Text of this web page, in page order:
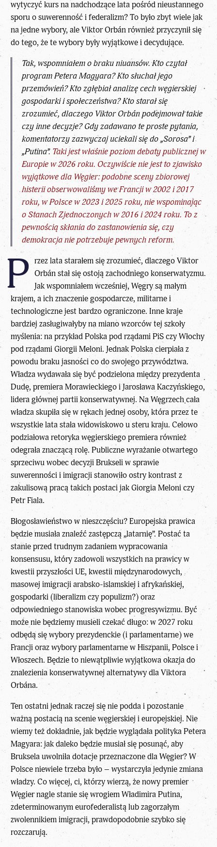
wytyczyć kurs na nadchodzące lata pośród nieustannego
sporu o suwerenność i federalizm? To było zbyt wiele jak
na jedne wybory, ale Viktor Orbán również przyczynił się
do tego, że te wybory były wyjątkowe i decydujące.
Tak, wspomniałem o braku niuansów. Kto czytał
program Petera Magyara? Kto słuchał jego
przemówień? Kto zgłębiał analizę cech węgierskiej
gospodarki i społeczeństwa? Kto starał się
zrozumieć, dlaczego Viktor Orbánpodejmował takie
czy inne decyzje? Gdy zadawano te proste pytania,
komentatorzy zazwyczaj uciekali się do „Sorosa” i
„Putina”. Taki jest właśnie poziom debaty publicznej w
Europie w 2026 roku. Oczywiście nie jest to zjawisko
wyjątkowe dla Węgier: podobne sceny zbiorowej
histerii obserwowaliśmy we Francji w 2002 i 2017
roku, w Polsce w 2023 i 2025 roku, nie wspominając
o Stanach Zjednoczonych w 2016 i 2024 roku. To z
pewnością skłania do zastanowienia się, czy
demokracja nie potrzebuje pewnych reform.
P rzez lata starałem się zrozumieć, dlaczegoViktor
Orbánstał się ostoją zachodniego konserwatyzmu.
Jak wspomniałem wcześniej, Węgry są małym
krajem, a ich znaczenie gospodarcze, militarne i
technologiczne jest bardzo ograniczone. Inne kraje
bardziej zasługiwałyby na miano wzorców tej szkoły
myślenia: na przykład Polska pod rządami PiS czy Włochy
pod rządami Giorgii Meloni. Jednak Polska cierpiała z
powodu braku jasności co do swojego przywództwa.
Władza wydawała się być podzielona między prezydenta
Dudę, premiera Morawieckiego i Jarosława Kaczyńskiego,
lidera głównej partii konserwatywnej. Na Węgrzech cała
władza skupiła się w rękach jednej osoby, która przez te
wszystkie lata stała widowiskowo u steru kraju. Celowo
podziałowa retoryka węgierskiego premiera również
odegrała znaczącą rolę. Publiczne wyrażanie otwartego
sprzeciwu wobec decyzji Brukseli w sprawie
suwerenności i imigracji stanowiło ostry kontrast z
zakulisową pracą takich postaci jak Giorgia Meloni czy
Petr Fiala.
Błogosławieństwo w nieszczęściu? Europejska prawica
będzie musiała znaleźć zastępczą „latarnię”. Postać ta
stanie przed trudnym zadaniem wypracowania
konsensusu, który zadowoli wszystkich na prawicy w
kwestii przyszłości UE, kwestii międzynarodowych,
masowej imigracji arabsko-islamskiej i afrykańskiej,
gospodarki (liberalizm czy populizm?) oraz
odpowiedniego stanowiska wobec progresywizmu. Być
może nie będziemy musieli czekać długo:w 2027 roku
odbędą się wybory prezydenckie (i parlamentarne) we
Francjioraz wybory parlamentarne w Hiszpanii, Polsce i
Włoszech. Będzie to niewątpliwie wyjątkowa okazja do
znalezienia konserwatywnej alternatywy dla Viktora
Orbána.
Ten ostatni jednak raczej się nie podda i pozostanie
ważną postacią na scenie węgierskiej i europejskiej. Nie
wiemy też dokładnie, jak będzie wyglądała polityka Petera
Magyara: jak daleko będzie musiał się posunąć, aby
Bruksela uwolniła dotacje przeznaczone dla Węgier? W
Polsce niewiele trzeba było – wystarczyła jedynie zmiana
władzy. Co więcej, ci, którzy wierzą, że nowy premier
Węgier nagle stanie się wrogiem Władimira Putina,
zdeterminowanym eurofederalistą lub zagorzałym
zwolennikiem imigracji, prawdopodobnie szybko się
rozczarują.